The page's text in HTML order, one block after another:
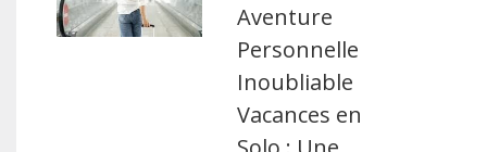
Aventure
Personnelle
Inoubliable
Vacances en